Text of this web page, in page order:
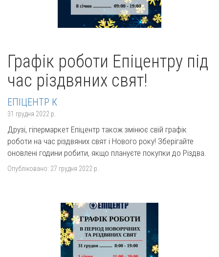
Графік роботи Епіцентру під
час різдвяних свят!
ЕПІЦЕНТР К
31 грудня 2022 р.
Друзі, гіпермаркет Епіцентр також змінює свій графік
роботи на час різдвяних свят і Нового року! Зберігайте
оновлені години робити, якщо плануєте покупки до Різдва.
Опубліковано: 27 грудня 2022 р.